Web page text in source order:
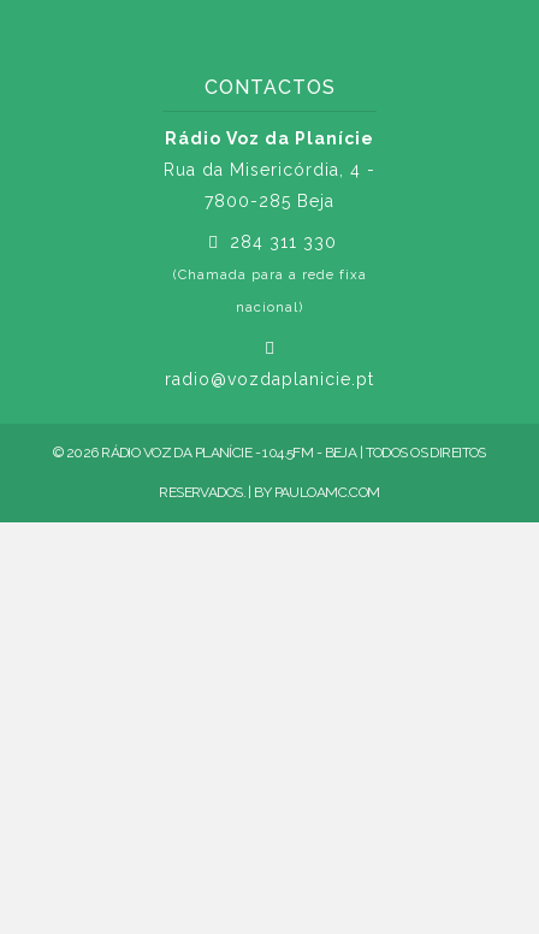
CONTACTOS
Rádio Voz da Planície
Rua da Misericórdia, 4 -
7800-285 Beja
284 311 330
(Chamada para a rede fixa
nacional)
radio@vozdaplanicie.pt
© 2026 RÁDIO VOZ DA PLANÍCIE - 104.5FM - BEJA | TODOS OS DIREITOS
RESERVADOS. | BY PAULOAMC.COM